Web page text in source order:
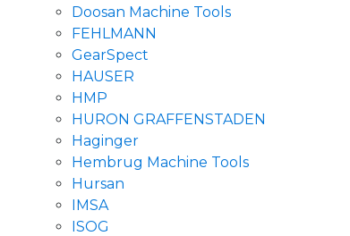
Doosan Machine Tools
FEHLMANN
GearSpect
HAUSER
HMP
HURON GRAFFENSTADEN
Haginger
Hembrug Machine Tools
Hursan
IMSA
ISOG